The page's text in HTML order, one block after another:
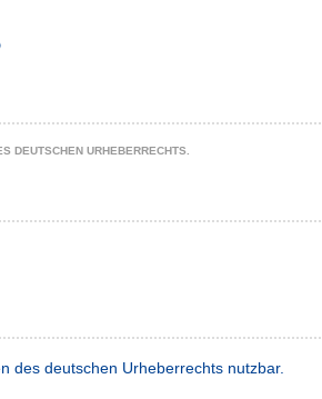
DEUTSCHEN URHEBERRECHTS.
des deutschen Urheberrechts nutzbar.